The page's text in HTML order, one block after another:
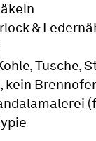
&
Tusche,
kein